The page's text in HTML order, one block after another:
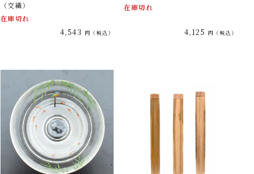
（交織）
在庫切れ
4,543 税込
在庫切れ
4,125 税込